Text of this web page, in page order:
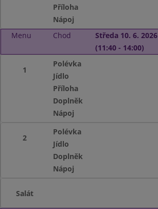
Příloha
Nápoj
Menu
Chod
Středa 10. 6. 2026
(11:40 - 14:00)
1
Polévka
Jídlo
Příloha
Doplněk
Nápoj
2
Polévka
Jídlo
Doplněk
Nápoj
Salát